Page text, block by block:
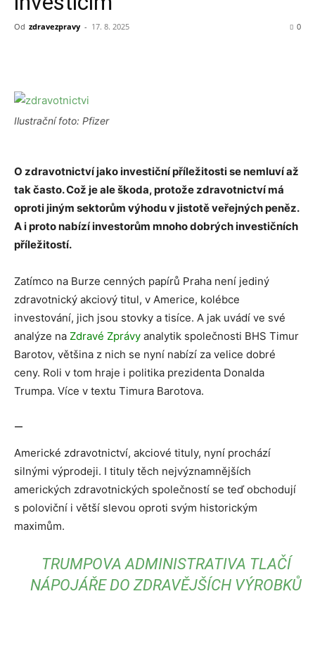
Od zdravezpravy - 17. 8. 2025 0
Ilustrační foto: Pfizer
O zdravotnictví jako investiční příležitosti se nemluví až
tak často. Což je ale škoda, protože zdravotnictví má
oproti jiným sektorům výhodu v jistotě veřejných peněz.
A i proto nabízí investorům mnoho dobrých investičních
příležitostí.
Zatímco na Burze cenných papírů Praha není jediný
zdravotnický akciový titul, v Americe, kolébce
investování, jich jsou stovky a tisíce. A jak uvádí ve své
analýze na Zdravé Zprávy analytik společnosti BHS Timur
Barotov, většina z nich se nyní nabízí za velice dobré
ceny. Roli v tom hraje i politika prezidenta Donalda
Trumpa. Více v textu Timura Barotova.
—
Americké zdravotnictví, akciové tituly, nyní prochází
silnými výprodeji. I tituly těch nejvýznamnějších
amerických zdravotnických společností se teď obchodují
s poloviční i větší slevou oproti svým historickým
maximům.
TRUMPOVA ADMINISTRATIVA TLAČÍ
NÁPOJÁŘE DO ZDRAVĚJŠÍCH VÝROBKŮ